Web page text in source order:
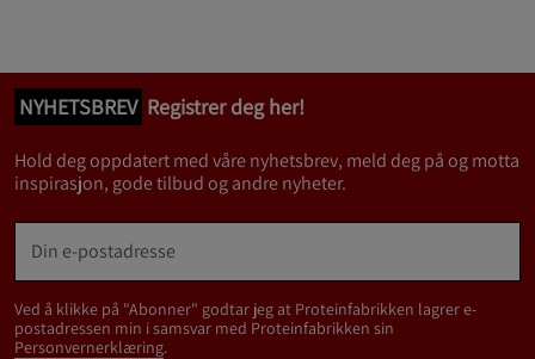
NYHETSBREV Registrer deg her!
Hold deg oppdatert med våre nyhetsbrev, meld deg på og motta
inspirasjon, gode tilbud og andre nyheter.
Ved å klikke på "Abonner" godtar jeg at Proteinfabrikken lagrer e-
postadressen min i samsvar med Proteinfabrikken sin
Personvernerklæring.